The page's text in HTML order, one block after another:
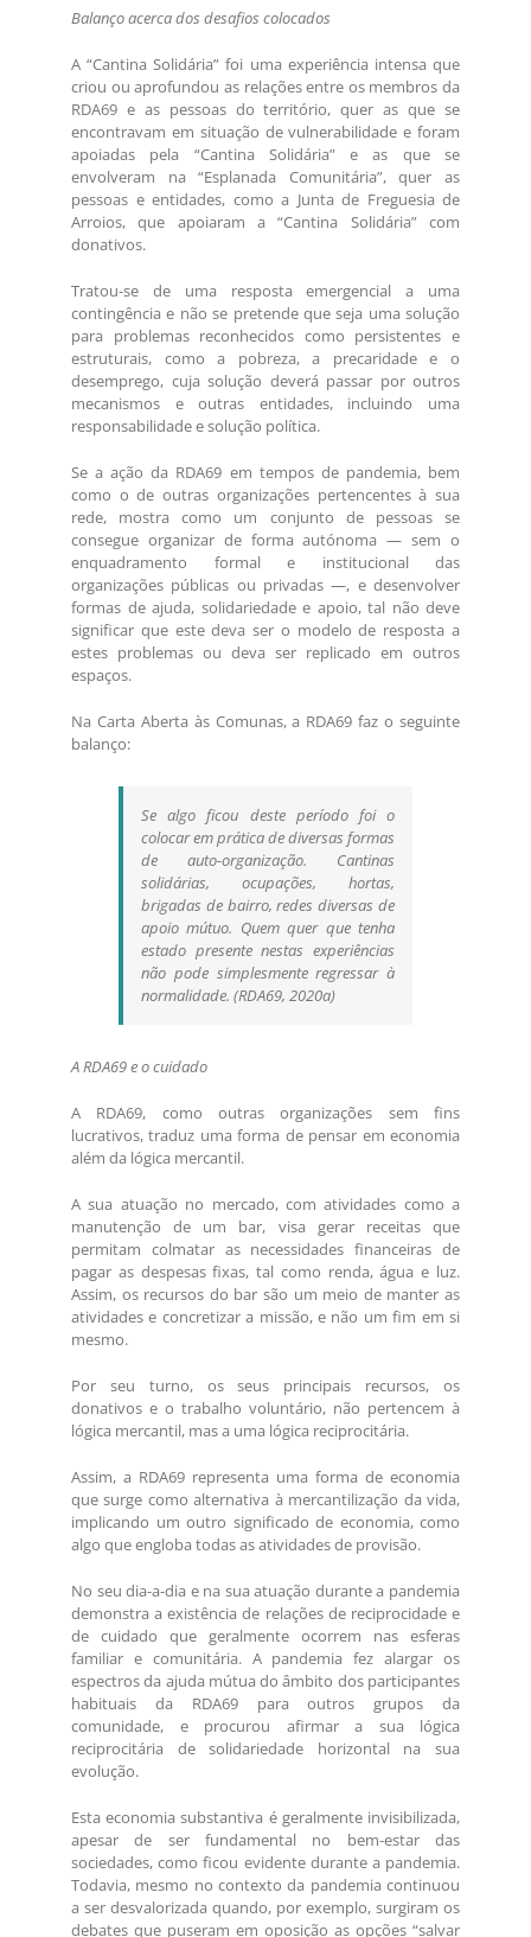
Balanço acerca dos desafios colocados
A “Cantina Solidária” foi uma experiência intensa que
criou ou aprofundou as relações entre os membros da
RDA69 e as pessoas do território, quer as que se
encontravam em situação de vulnerabilidade e foram
apoiadas pela “Cantina Solidária” e as que se
envolveram na “Esplanada Comunitária”, quer as
pessoas e entidades, como a Junta de Freguesia de
Arroios, que apoiaram a “Cantina Solidária” com
donativos.
Tratou-se de uma resposta emergencial a uma
contingência e não se pretende que seja uma solução
para problemas reconhecidos como persistentes e
estruturais, como a pobreza, a precaridade e o
desemprego, cuja solução deverá passar por outros
mecanismos e outras entidades, incluindo uma
responsabilidade e solução política.
Se a ação da RDA69 em tempos de pandemia, bem
como o de outras organizações pertencentes à sua
rede, mostra como um conjunto de pessoas se
consegue organizar de forma autónoma — sem o
enquadramento formal e institucional das
organizações públicas ou privadas —, e desenvolver
formas de ajuda, solidariedade e apoio, tal não deve
significar que este deva ser o modelo de resposta a
estes problemas ou deva ser replicado em outros
espaços.
Na Carta Aberta às Comunas, a RDA69 faz o seguinte
balanço:
Se algo ficou deste período foi o
colocar em prática de diversas formas
de auto-organização. Cantinas
solidárias, ocupações, hortas,
brigadas de bairro, redes diversas de
apoio mútuo. Quem quer que tenha
estado presente nestas experiências
não pode simplesmente regressar à
normalidade. (RDA69, 2020a)
A RDA69 e o cuidado
A RDA69, como outras organizações sem fins
lucrativos, traduz uma forma de pensar em economia
além da lógica mercantil.
A sua atuação no mercado, com atividades como a
manutenção de um bar, visa gerar receitas que
permitam colmatar as necessidades financeiras de
pagar as despesas fixas, tal como renda, água e luz.
Assim, os recursos do bar são um meio de manter as
atividades e concretizar a missão, e não um fim em si
mesmo.
Por seu turno, os seus principais recursos, os
donativos e o trabalho voluntário, não pertencem à
lógica mercantil, mas a uma lógica reciprocitária.
Assim, a RDA69 representa uma forma de economia
que surge como alternativa à mercantilização da vida,
implicando um outro significado de economia, como
algo que engloba todas as atividades de provisão.
No seu dia-a-dia e na sua atuação durante a pandemia
demonstra a existência de relações de reciprocidade e
de cuidado que geralmente ocorrem nas esferas
familiar e comunitária. A pandemia fez alargar os
espectros da ajuda mútua do âmbito dos participantes
habituais da RDA69 para outros grupos da
comunidade, e procurou afirmar a sua lógica
reciprocitária de solidariedade horizontal na sua
evolução.
Esta economia substantiva é geralmente invisibilizada,
apesar de ser fundamental no bem-estar das
sociedades, como ficou evidente durante a pandemia.
Todavia, mesmo no contexto da pandemia continuou
a ser desvalorizada quando, por exemplo, surgiram os
debates que puseram em oposição as opções “salvar